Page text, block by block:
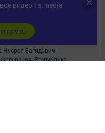
видео Tatmedia
по надзору в сфере
коммуникаций
- 90167 от 07.10.2025
Нусрат Загидович
Республика